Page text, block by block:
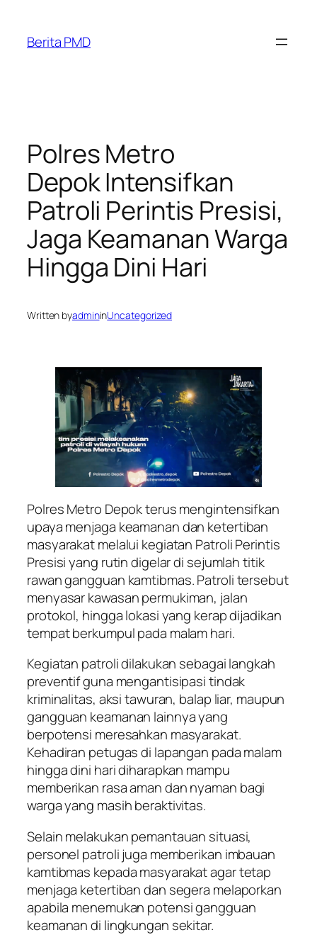
content
Berita PMD
Polres Metro
Depok Intensifkan
Patroli Perintis Presisi,
Jaga Keamanan Warga
Hingga Dini Hari
Written byadmininUncategorized
Polres Metro Depok terus mengintensifkan
upaya menjaga keamanan dan ketertiban
masyarakat melalui kegiatan Patroli Perintis
Presisi yang rutin digelar di sejumlah titik
rawan gangguan kamtibmas. Patroli tersebut
menyasar kawasan permukiman, jalan
protokol, hingga lokasi yang kerap dijadikan
tempat berkumpul pada malam hari.
Kegiatan patroli dilakukan sebagai langkah
preventif guna mengantisipasi tindak
kriminalitas, aksi tawuran, balap liar, maupun
gangguan keamanan lainnya yang
berpotensi meresahkan masyarakat.
Kehadiran petugas di lapangan pada malam
hingga dini hari diharapkan mampu
memberikan rasa aman dan nyaman bagi
warga yang masih beraktivitas.
Selain melakukan pemantauan situasi,
personel patroli juga memberikan imbauan
kamtibmas kepada masyarakat agar tetap
menjaga ketertiban dan segera melaporkan
apabila menemukan potensi gangguan
keamanan di lingkungan sekitar.